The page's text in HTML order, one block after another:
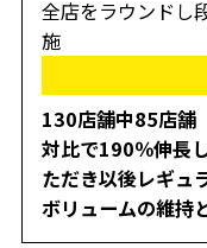
全店をラウンドし
施
130店舗中85店舗
対比で190％伸長
ただき以後レギュ
ボリュームの維持